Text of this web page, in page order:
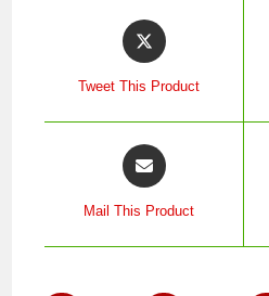
Tweet This Product
Mail This Product